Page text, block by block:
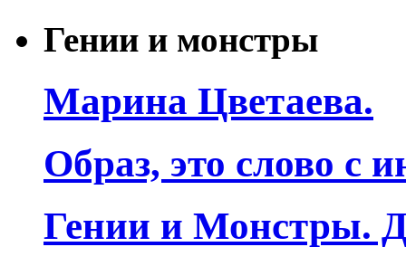
Гении и монстры
Марина Цветаева.
Образ, это слово с
Гении и Монстры.